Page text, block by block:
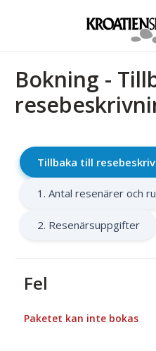
Bokning -
Tillbaka till
1. Antal resenärer och
2. Resenärsuppgifter
Fel
Paketet kan inte bokas